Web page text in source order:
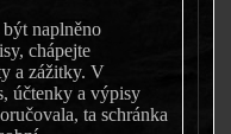
účtenky a výpisy